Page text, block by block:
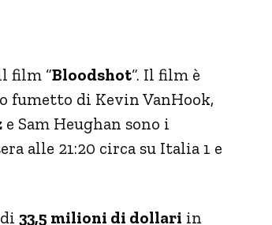
film “Bloodshot“. Il film è
fumetto di Kevin VanHook,
e Sam Heughan sono i
alle 21:20 circa su Italia 1 e
33,5 milioni di dollari in